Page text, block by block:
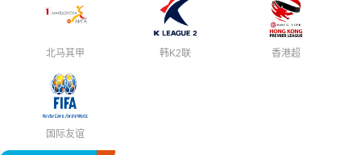
北马其甲 韩K2联 香港超
国际友谊